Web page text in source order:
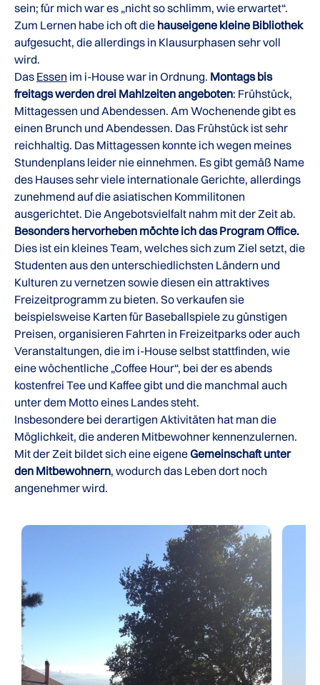
sein; für mich war es „nicht so schlimm, wie erwartet“.
Zum Lernen habe ich oft die hauseigene kleine Bibliothek
aufgesucht, die allerdings in Klausurphasen sehr voll
wird.
Das Essen im i-House war in Ordnung. Montags bis
freitags werden drei Mahlzeiten angeboten: Frühstück,
Mittagessen und Abendessen. Am Wochenende gibt es
einen Brunch und Abendessen. Das Frühstück ist sehr
reichhaltig. Das Mittagessen konnte ich wegen meines
Stundenplans leider nie einnehmen. Es gibt gemäß Name
des Hauses sehr viele internationale Gerichte, allerdings
zunehmend auf die asiatischen Kommilitonen
ausgerichtet. Die Angebotsvielfalt nahm mit der Zeit ab.
Besonders hervorheben möchte ich das Program Office.
Dies ist ein kleines Team, welches sich zum Ziel setzt, die
Studenten aus den unterschiedlichsten Ländern und
Kulturen zu vernetzen sowie diesen ein attraktives
Freizeitprogramm zu bieten. So verkaufen sie
beispielsweise Karten für Baseballspiele zu günstigen
Preisen, organisieren Fahrten in Freizeitparks oder auch
Veranstaltungen, die im i-House selbst stattfinden, wie
eine wöchentliche „Coffee Hour“, bei der es abends
kostenfrei Tee und Kaffee gibt und die manchmal auch
unter dem Motto eines Landes steht.
Insbesondere bei derartigen Aktivitäten hat man die
Möglichkeit, die anderen Mitbewohner kennenzulernen.
Mit der Zeit bildet sich eine eigeneGemeinschaft unter
den Mitbewohnern, wodurch das Leben dort noch
angenehmer wird.